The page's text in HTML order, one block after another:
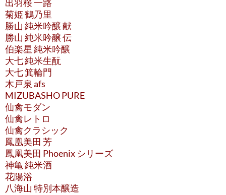
出羽桜 一路
菊姫 鶴乃里
勝山 純米吟醸 献
勝山 純米吟醸 伝
伯楽星 純米吟醸
大七 純米生酛
大七 箕輪門
木戸泉 afs
MIZUBASHO PURE
仙禽モダン
仙禽レトロ
仙禽クラシック
鳳凰美田 芳
鳳凰美田 Phoenix シリーズ
神亀 純米酒
花陽浴
八海山 特別本醸造